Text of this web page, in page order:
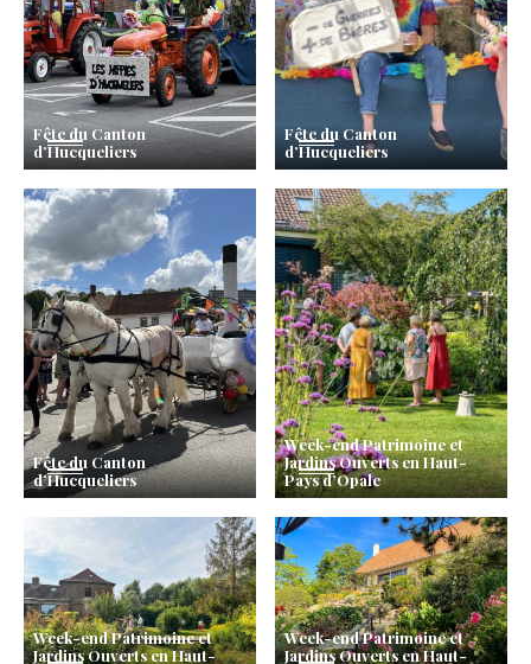
Fête du Canton
d’Hucqueliers
Fête du Canton
d’Hucqueliers
Fête du Canton
d’Hucqueliers
Week-end Patrimoine et
Jardins Ouverts en Haut-
Pays d’Opale
Week-end Patrimoine et
Jardins Ouverts en Haut-
Week-end Patrimoine et
Jardins Ouverts en Haut-